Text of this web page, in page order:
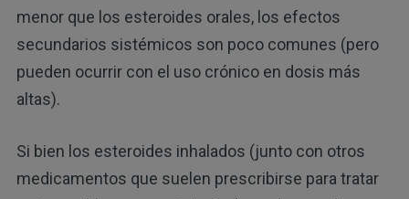
menor que los esteroides orales, los efectos
secundarios sistémicos son poco comunes (pero
pueden ocurrir con el uso crónico en dosis más
altas).
Si bien los esteroides inhalados (junto con otros
medicamentos que suelen prescribirse para tratar